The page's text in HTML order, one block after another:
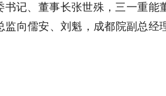
记、董事长张世殊，三一重能
向儒安、刘魁，成都院副总经